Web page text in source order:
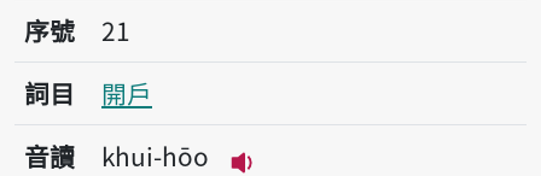
序號21開戶
序號
21
詞目
開戶
音讀
khui-hōo